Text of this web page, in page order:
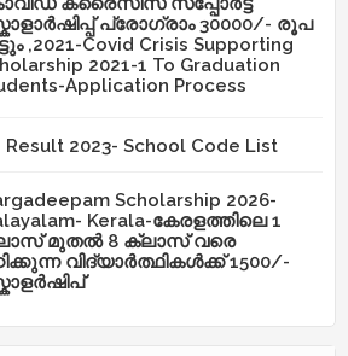
പ്രോഗ്രാം 30000/- രൂപ
,2021-Covid Crisis Supporting
2021-1 To Graduation
Application Process
Result 2023- School Code List
Scholarship 2026-
Kerala-കേരളത്തിലെ 1
മുതൽ 8 ക്ലാസ് വരെ
വിദ്യാർത്ഥികൾക്ക് 1500/-